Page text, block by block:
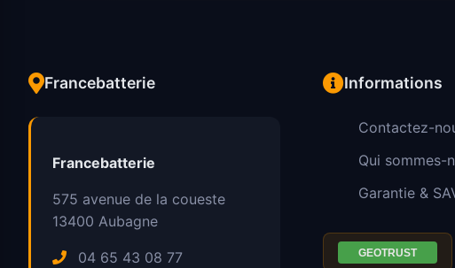
Francebatterie
Francebatterie
575 avenue de la coueste
13400 Aubagne
04 65 43 08 77
Informations
Contactez-
Qui sommes-
Garantie &